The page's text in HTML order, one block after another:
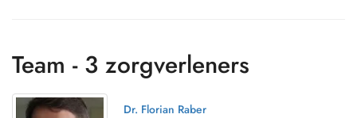
Team - 3 zorgverleners
Dr. Florian Raber